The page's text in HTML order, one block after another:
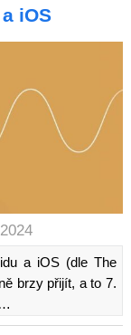
iOS
a iOS (dle The
brzy přijít, a to 7.